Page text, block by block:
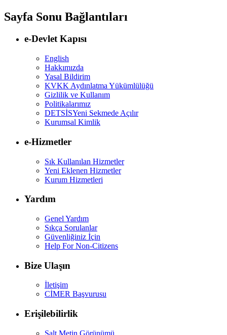
Sayfa Sonu Bağlantıları
e-Devlet Kapısı
English
Hakkımızda
Yasal Bildirim
KVKK Aydınlatma Yükümlülüğü
Gizlilik ve Kullanım
Politikalarımız
DETSİSYeni Sekmede Açılır
Kurumsal Kimlik
e-Hizmetler
Sık Kullanılan Hizmetler
Yeni Eklenen Hizmetler
Kurum Hizmetleri
Yardım
Genel Yardım
Sıkça Sorulanlar
Güvenliğiniz İçin
Help For Non-Citizens
Bize Ulaşın
İletişim
CİMER Başvurusu
Erişilebilirlik
Salt Metin Görünümü